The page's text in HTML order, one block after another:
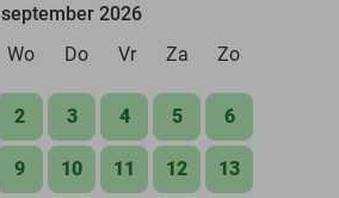
september 2026
Wo Do Vr Za Zo
2 3 4 5 6
9 10 11 12 13